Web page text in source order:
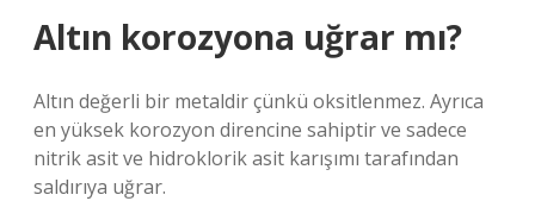
Altın korozyona uğrar mı?
Altın değerli bir metaldir çünkü oksitlenmez. Ayrıca
en yüksek korozyon direncine sahiptir ve sadece
nitrik asit ve hidroklorik asit karışımı tarafından
saldırıya uğrar.